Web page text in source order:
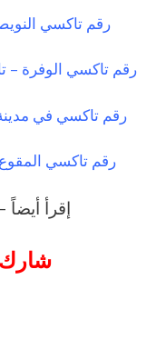
رقم تاكسي
رقم تاكسي الوفرة –
رقم تاكسي في
رقم تاكسي
إقرأ أيضاً